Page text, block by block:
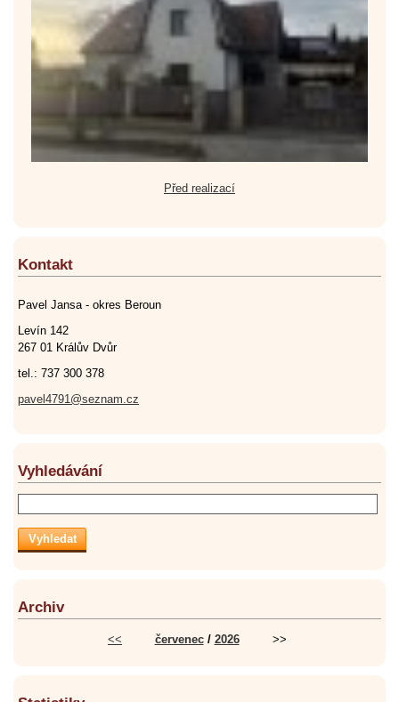
Před realizací
Kontakt
Pavel Jansa - okres Beroun
Levín 142
267 01 Králův Dvůr
tel.: 737 300 378
pavel4791@seznam.cz
Vyhledávání
Archiv
<< červenec/ 2026 >>